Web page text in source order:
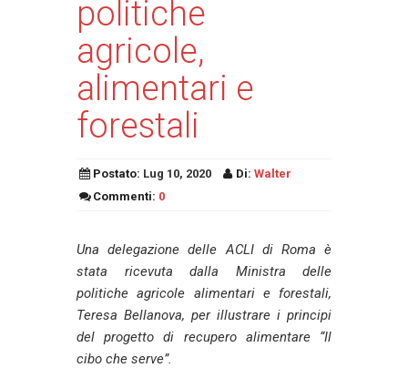
politiche
agricole,
alimentari e
forestali
Postato: Lug 10, 2020 Di: Walter
Commenti: 0
Una delegazione delle ACLI di Roma è
stata ricevuta dalla Ministra delle
politiche agricole alimentari e forestali,
Teresa Bellanova, per illustrare i principi
del progetto di recupero alimentare “Il
cibo che serve”.